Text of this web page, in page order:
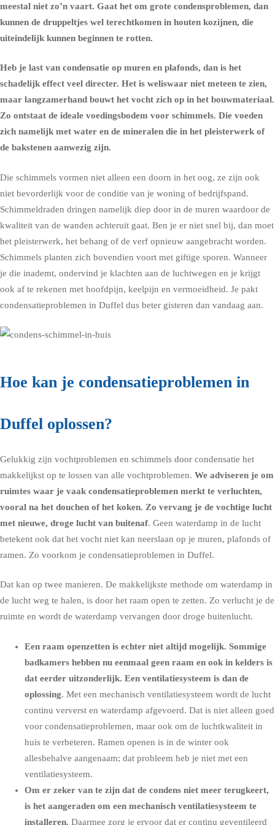
meestal niet zo’n vaart. Gaat het om grote condensproblemen, dan
kunnen de druppeltjes wel terechtkomen in houten kozijnen, die
uiteindelijk kunnen beginnen te rotten.
Heb je last van condensatie op muren en plafonds, dan is het
schadelijk effect veel directer. Het is weliswaar niet meteen te zien,
maar langzamerhand bouwt het vocht zich op in het bouwmateriaal.
Zo ontstaat de ideale voedingsbodem voor schimmels. Die voeden
zich namelijk met water en de mineralen die in het pleisterwerk of
de bakstenen aanwezig zijn.
Die schimmels vormen niet alleen een doorn in het oog, ze zijn ook
niet bevorderlijk voor de conditie van je woning of bedrijfspand.
Schimmeldraden dringen namelijk diep door in de muren waardoor de
kwaliteit van de wanden achteruit gaat. Ben je er niet snel bij, dan moet
het pleisterwerk, het behang of de verf opnieuw aangebracht worden.
Schimmels planten zich bovendien voort met giftige sporen. Wanneer
je die inademt, ondervind je klachten aan de luchtwegen en je krijgt
ook af te rekenen met hoofdpijn, keelpijn en vermoeidheid. Je pakt
condensatieproblemen in Duffel dus beter gisteren dan vandaag aan.
Hoe kan je condensatieproblemen in
Duffel oplossen?
Gelukkig zijn vochtproblemen en schimmels door condensatie het
makkelijkst op te lossen van alle vochtproblemen. We adviseren je om
ruimtes waar je vaak condensatieproblemen merkt te verluchten,
vooral na het douchen of het koken. Zo vervang je de vochtige lucht
met nieuwe, droge lucht van buitenaf. Geen waterdamp in de lucht
betekent ook dat het vocht niet kan neerslaan op je muren, plafonds of
ramen. Zo voorkom je condensatieproblemen in Duffel.
Dat kan op twee manieren. De makkelijkste methode om waterdamp in
de lucht weg te halen, is door het raam open te zetten. Zo verlucht je de
ruimte en wordt de waterdamp vervangen door droge buitenlucht.
Een raam openzetten is echter niet altijd mogelijk. Sommige
badkamers hebben nu eenmaal geen raam en ook in kelders is
dat eerder uitzonderlijk. Een ventilatiesysteem is dan de
oplossing. Met een mechanisch ventilatiesysteem wordt de lucht
continu ververst en waterdamp afgevoerd. Dat is niet alleen goed
voor condensatieproblemen, maar ook om de luchtkwaliteit in
huis te verbeteren. Ramen openen is in de winter ook
allesbehalve aangenaam; dat probleem heb je niet met een
ventilatiesysteem.
Om er zeker van te zijn dat de condens niet meer terugkeert,
is het aangeraden om een mechanisch ventilatiesysteem te
installeren. Daarmee zorg je ervoor dat er continu geventileerd